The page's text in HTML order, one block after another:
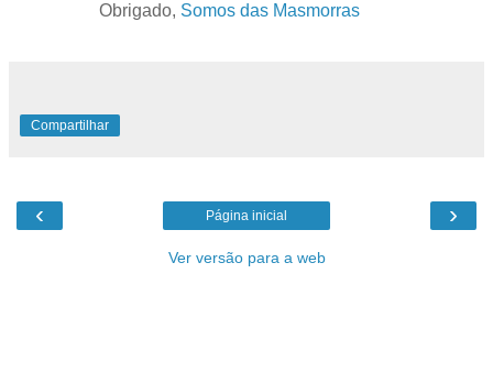
Obrigado, Somos das Masmorras
Compartilhar
‹ ›
Página inicial
Ver versão para a web